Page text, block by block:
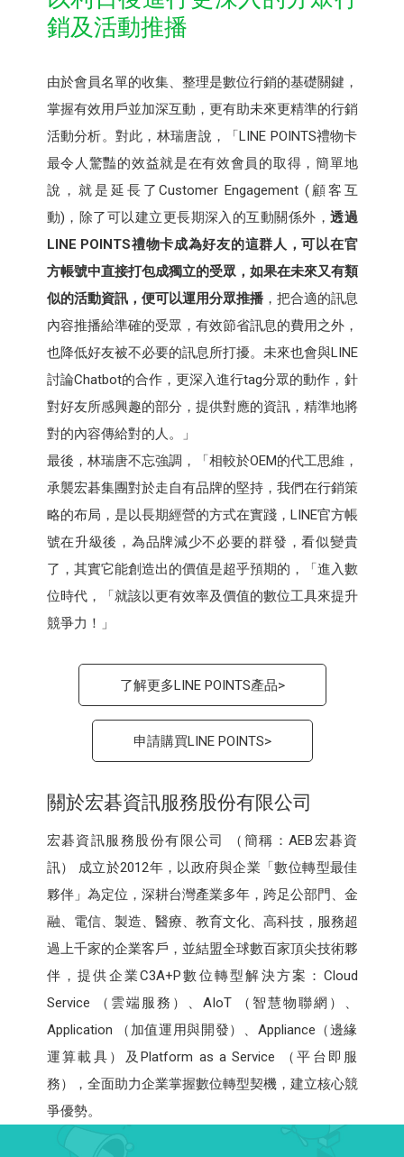
銷及活動推播
由於會員名單的收集、整理是數位行銷的基礎關鍵，
掌握有效用戶並加深互動，更有助未來更精準的行銷
活動分析。對此，林瑞唐說，「LINE POINTS禮物卡
最令人驚豔的效益就是在有效會員的取得，簡單地
說，就是延長了Customer Engagement (顧客互
動)，除了可以建立更長期深入的互動關係外，透過
LINE POINTS禮物卡成為好友的這群人，可以在官
方帳號中直接打包成獨立的受眾，如果在未來又有類
似的活動資訊，便可以運用分眾推播，把合適的訊息
內容推播給準確的受眾，有效節省訊息的費用之外，
也降低好友被不必要的訊息所打擾。未來也會與LINE
討論Chatbot的合作，更深入進行tag分眾的動作，針
對好友所感興趣的部分，提供對應的資訊，精準地將
對的內容傳給對的人。」
最後，林瑞唐不忘強調，「相較於OEM的代工思維，
承襲宏碁集團對於走自有品牌的堅持，我們在行銷策
略的布局，是以長期經營的方式在實踐，LINE官方帳
號在升級後，為品牌減少不必要的群發，看似變貴
了，其實它能創造出的價值是超乎預期的，「進入數
位時代，「就該以更有效率及價值的數位工具來提升
競爭力！」
了解更多LINE POINTS產品>
申請購買LINE POINTS>
關於宏碁資訊服務股份有限公司
宏碁資訊服務股份有限公司 （簡稱：AEB宏碁資
訊） 成立於2012年，以政府與企業「數位轉型最佳
夥伴」為定位，深耕台灣產業多年，跨足公部門、金
融、電信、製造、醫療、教育文化、高科技，服務超
過上千家的企業客戶，並結盟全球數百家頂尖技術夥
伴，提供企業C3A+P數位轉型解決方案：Cloud
Service （雲端服務）、AIoT （智慧物聯網）、
Application （加值運用與開發）、Appliance（邊緣
運算載具）及Platform as a Service （平台即服
務），全面助力企業掌握數位轉型契機，建立核心競
爭優勢。